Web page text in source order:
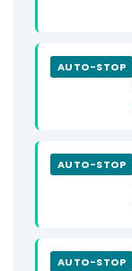
AUTO-STOP
AUTO-STOP
AUTO-STOP